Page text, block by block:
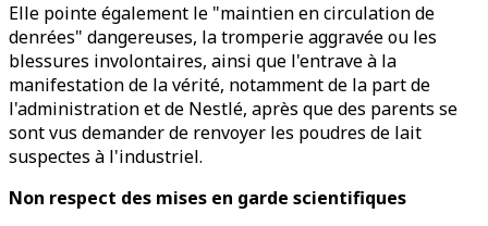
Elle pointe également le "maintien en circulation de
denrées" dangereuses, la tromperie aggravée ou les
blessures involontaires, ainsi que l'entrave à la
manifestation de la vérité, notamment de la part de
l'administration et de Nestlé, après que des parents se
sont vus demander de renvoyer les poudres de lait
suspectes à l'industriel.
Non respect des mises en garde scientifiques